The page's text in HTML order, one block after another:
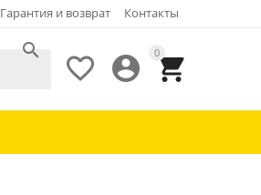
Гарантия и возврат Контакты
0


